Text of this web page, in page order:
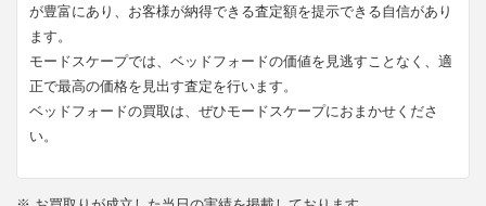
が豊富にあり、お客様が納得できる査定額を提示できる自信があり
ます。
モードスケープでは、ベッドフォードの価値を見逃すことなく、適
正で最高の価格を見出す査定を行います。
ベッドフォードの買取は、ぜひモードスケープにおまかせくださ
い。